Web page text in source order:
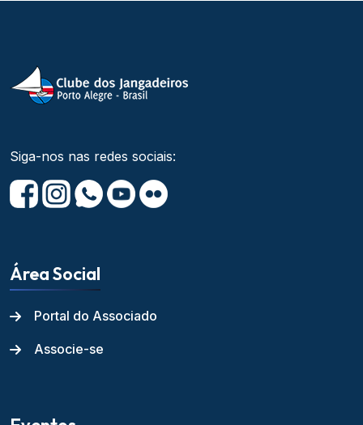
Siga-nos nas redes sociais:
Área Social
Portal do Associado
Associe-se